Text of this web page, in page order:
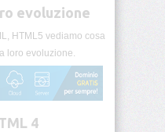
evoluzione
HTML5 vediamo cosa
loro evoluzione.
4